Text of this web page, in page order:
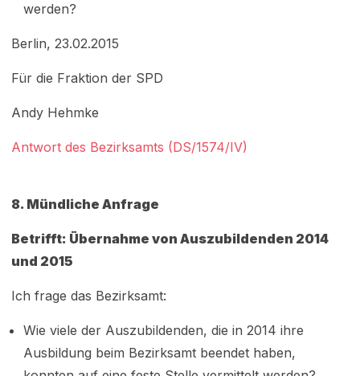
werden?
Berlin, 23.02.2015
Für die Fraktion der SPD
Andy Hehmke
Antwort des Bezirksamts (DS/1574/IV)
8. Mündliche Anfrage
Betrifft: Übernahme von Auszubildenden 2014
und 2015
Ich frage das Bezirksamt:
Wie viele der Auszubildenden, die in 2014 ihre
Ausbildung beim Bezirksamt beendet haben,